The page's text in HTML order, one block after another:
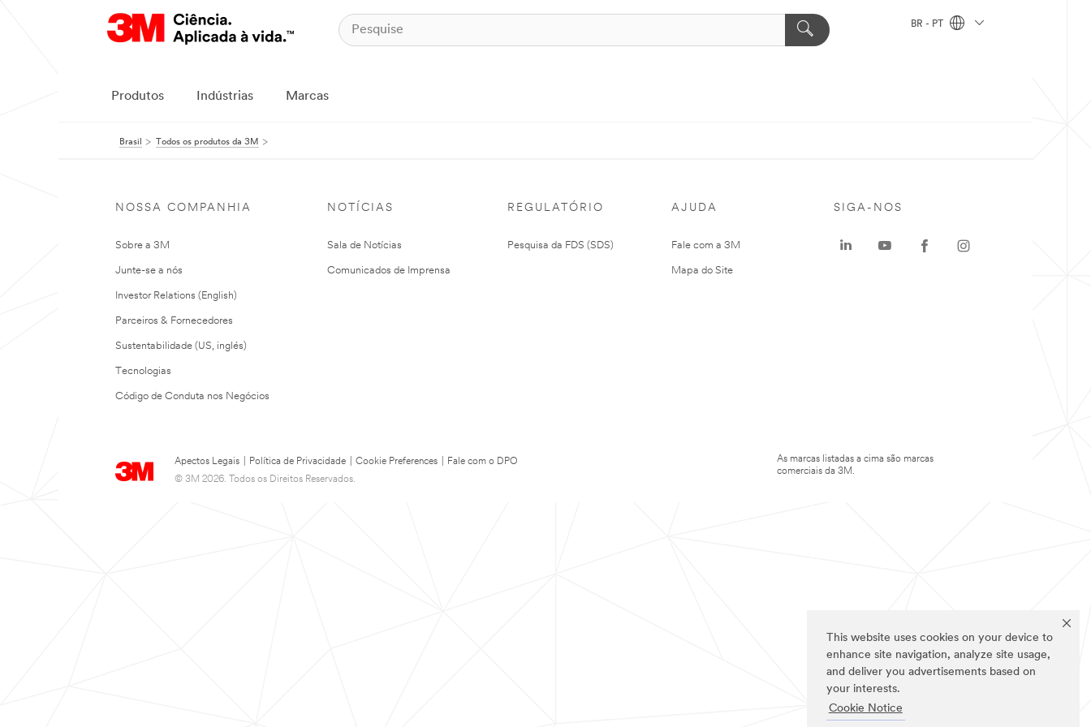
This website uses cookies on your device to
enhance site navigation, analyze site usage,
and deliver you advertisements based on
your interests.
Cookie Notice
BR - PT
Produtos Indústrias Marcas
Brasil Todos os produtos da 3M
NOSSA COMPANHIA
Sobre a 3M
Junte-se a nós
Investor Relations (English)
Parceiros & Fornecedores
Sustentabilidade (US, inglés)
Tecnologias
Código de Conduta nos Negócios
NOTÍCIAS
Sala de Notícias
Comunicados de Imprensa
REGULATÓRIO
Pesquisa da FDS (SDS)
AJUDA
Fale com a 3M
Mapa do Site
Apectos Legais Política de Privacidade Cookie Preferences
Fale com o DPO
© 3M 2026. Todos os Direitos Reservados.
SIGA-NOS
As marcas listadas a cima são marcas
comerciais da 3M.